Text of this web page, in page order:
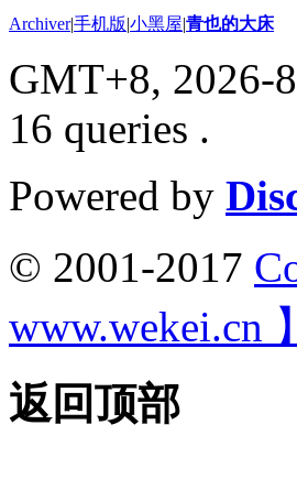
Archiver|手机版|小黑屋|青也的大床
GMT+8, 2026-
16 queries .
Powered by
© 2001-2017
www.wekei.cn 】
返回顶部